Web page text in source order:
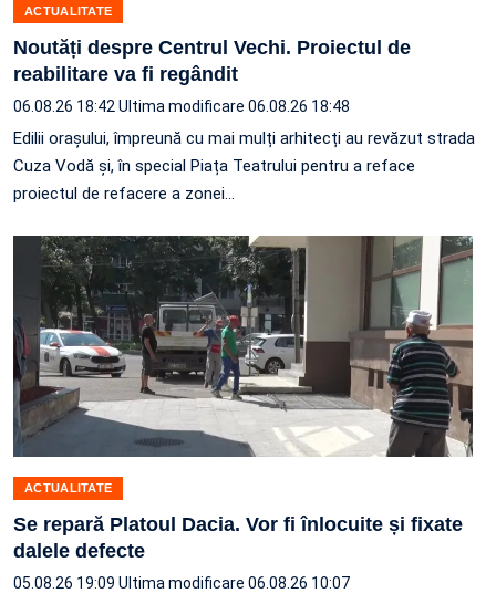
ACTUALITATE
Noutăți despre Centrul Vechi. Proiectul de
reabilitare va fi regândit
06.08.26 18:42 Ultima modificare 06.08.26 18:48
Edilii orașului, împreună cu mai mulți arhitecți au revăzut strada
Cuza Vodă și, în special Piața Teatrului pentru a reface
proiectul de refacere a zonei…
ACTUALITATE
Se repară Platoul Dacia. Vor fi înlocuite și fixate
dalele defecte
05.08.26 19:09 Ultima modificare 06.08.26 10:07